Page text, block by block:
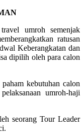
umroh semenjak
ratusan
Keberangkatan dan
dipilih oleh para calon
kebutuhan calon
umroh-haji
seorang Tour Leader